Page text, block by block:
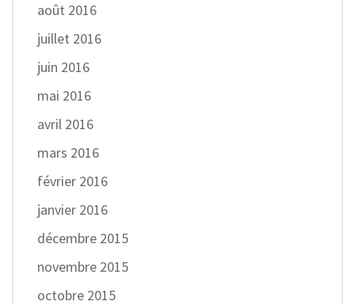
août 2016
juillet 2016
juin 2016
mai 2016
avril 2016
mars 2016
février 2016
janvier 2016
décembre 2015
novembre 2015
octobre 2015